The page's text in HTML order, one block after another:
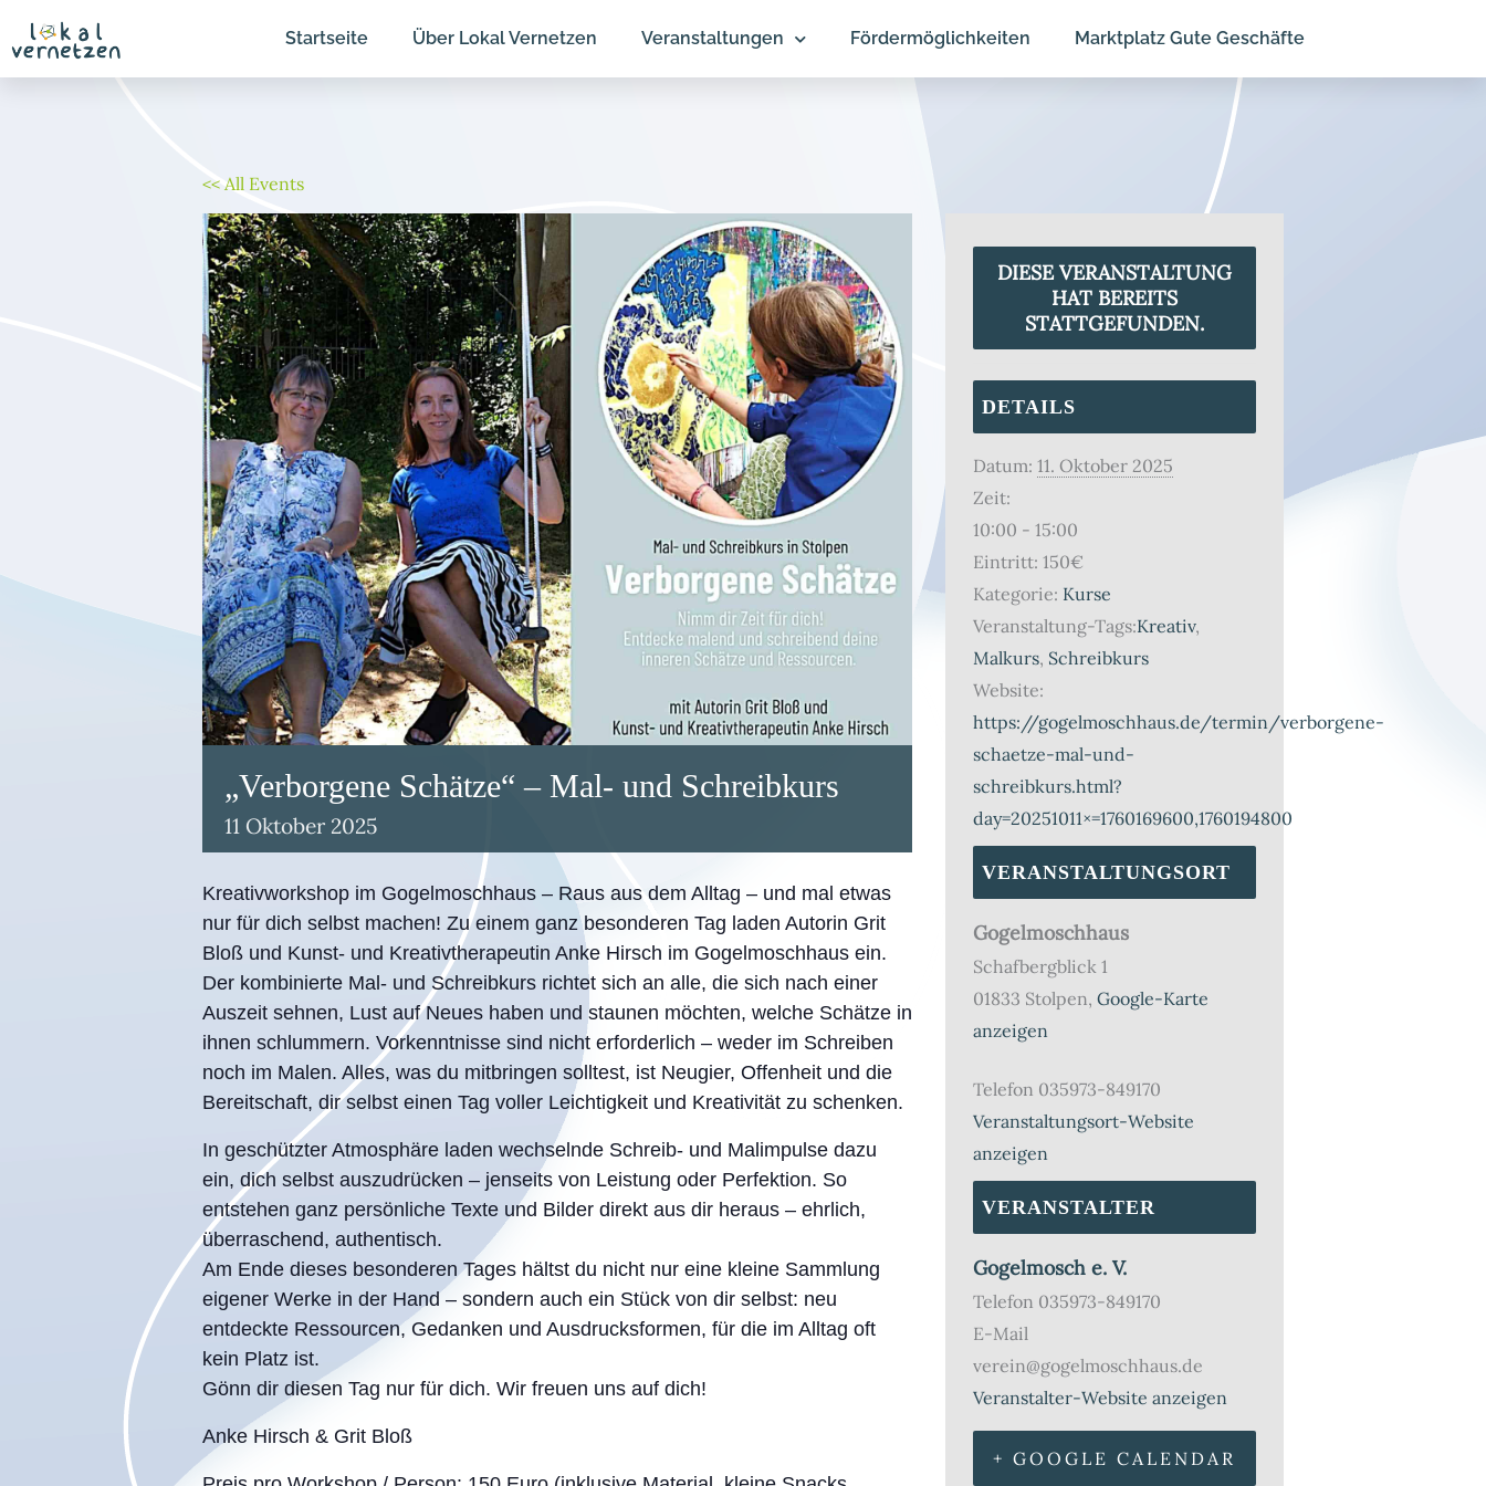
Inhalt
springen
Startseite Über Lokal Vernetzen Veranstaltungen Fördermöglichkeiten Marktplatz Gute Geschäfte
<< All Events
„Verborgene Schätze“ – Mal- und Schreibkurs
11 Oktober 2025
Kreativworkshop im Gogelmoschhaus – Raus aus dem Alltag – und mal etwas
nur für dich selbst machen! Zu einem ganz besonderen Tag laden Autorin Grit
Bloß und Kunst- und Kreativtherapeutin Anke Hirsch im Gogelmoschhaus ein.
Der kombinierte Mal- und Schreibkurs richtet sich an alle, die sich nach einer
Auszeit sehnen, Lust auf Neues haben und staunen möchten, welche Schätze in
ihnen schlummern. Vorkenntnisse sind nicht erforderlich – weder im Schreiben
noch im Malen. Alles, was du mitbringen solltest, ist Neugier, Offenheit und die
Bereitschaft, dir selbst einen Tag voller Leichtigkeit und Kreativität zu schenken.
In geschützter Atmosphäre laden wechselnde Schreib- und Malimpulse dazu
ein, dich selbst auszudrücken – jenseits von Leistung oder Perfektion. So
entstehen ganz persönliche Texte und Bilder direkt aus dir heraus – ehrlich,
überraschend, authentisch.
Am Ende dieses besonderen Tages hältst du nicht nur eine kleine Sammlung
eigener Werke in der Hand – sondern auch ein Stück von dir selbst: neu
entdeckte Ressourcen, Gedanken und Ausdrucksformen, für die im Alltag oft
kein Platz ist.
Gönn dir diesen Tag nur für dich. Wir freuen uns auf dich!
Anke Hirsch & Grit Bloß
DIESE VERANSTALTUNG
HAT BEREITS
STATTGEFUNDEN.
DETAILS
Datum: 11. Oktober 2025
Zeit:
10:00 - 15:00
Eintritt: 150€
Kategorie: Kurse
Veranstaltung-Tags:Kreativ,
Malkurs, Schreibkurs
Website:
https://gogelmoschhaus.de/termin/verborgene-
schaetze-mal-und-
schreibkurs.html?
day=20251011×=1760169600,1760194800
VERANSTALTUNGSORT
Gogelmoschhaus
Schafbergblick 1
01833 Stolpen, Google-Karte
anzeigen
Telefon 035973-849170
Veranstaltungsort-Website
anzeigen
VERANSTALTER
Gogelmosch e. V.
Telefon 035973-849170
E-Mail
verein@gogelmoschhaus.de
Veranstalter-Website anzeigen
+ GOOGLE CALENDAR